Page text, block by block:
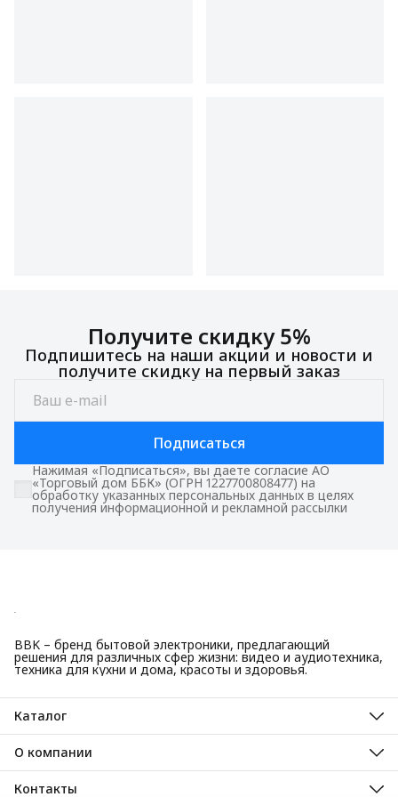
Получите скидку 5%
Подпишитесь на наши акции и новости и
получите скидку на первый заказ
Подписаться
Нажимая «Подписаться», вы даете согласие АО
«Торговый дом ББК» (ОГРН 1227700808477) на
обработку указанных персональных данных в целях
получения информационной и рекламной рассылки
BBK – бренд бытовой электроники, предлагающий
решения для различных сфер жизни: видео и аудиотехника,
техника для кухни и дома, красоты и здоровья.
Каталог
Красота и здоровье
Техника для кухни
Техника для дома
ТВ, аудио, видео
О компании
О нас
Гарантийные обязательства
Контакты